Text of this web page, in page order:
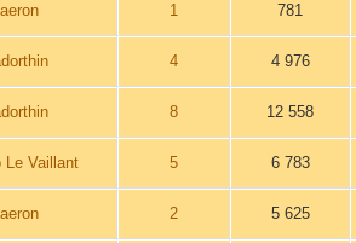
1 781
4 4 976
8 12 558
Le Vaillant 5 6 783
2 5 625